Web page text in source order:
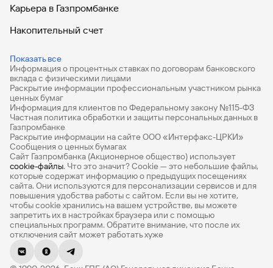
Карьера в Газпромбанке
Накопительный счет
Показать все
Дебетовые карты с бесплатным обслуживанием
Все накопительные счета
Банковские вклады на 3 месяца
Вклады с высоким процентом
Калькулятор вкладов
Виртуальные карты
Премиум
Private
РКО
Информация о процентных ставках по договорам банковского
вклада с физическими лицами
Раскрытие информации профессиональным участником рынка
ценных бумаг
Информация для клиентов по Федеральному закону №115-ФЗ
Частная политика обработки и защиты персональных данных в
Газпромбанке
Раскрытие информации на сайте ООО «Интерфакс-ЦРКИ»
Сообщения о ценных бумагах
Сайт Газпромбанка (Акционерное общество) использует
cookie-файлы. Что это значит? Сookie — это небольшие файлы,
которые содержат информацию о предыдущих посещениях
сайта. Они используются для персонализации сервисов и для
повышения удобства работы с сайтом. Если вы не хотите,
чтобы сookie хранились на вашем устройстве, вы можете
запретить их в настройках браузера или с помощью
специальных программ. Обратите внимание, что после их
отключения сайт может работать хуже